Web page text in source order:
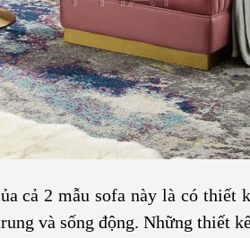
cả 2 mẫu sofa này là có thiết
và sống động. Những thiết